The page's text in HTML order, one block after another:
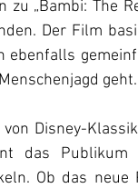
„Bambi: The
Der Film
ebenfalls
geht.
Disney-
das Publikum
Ob das neue